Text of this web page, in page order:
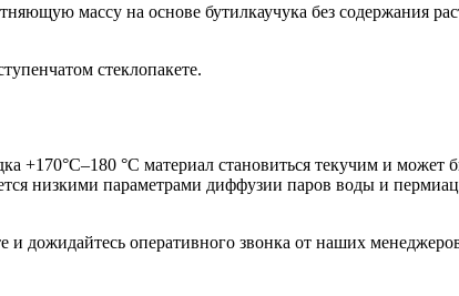
массу на основе бутилкаучука без содержания
стеклопакете.
+170°С–180 °С материал становиться текучим и может
низкими параметрами диффузии паров воды и
и дожидайтесь оперативного звонка от наших